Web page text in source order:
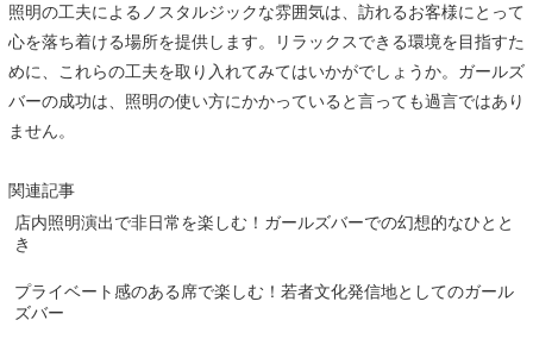
照明の工夫によるノスタルジックな雰囲気は、訪れるお客様にとって
心を落ち着ける場所を提供します。リラックスできる環境を目指すた
めに、これらの工夫を取り入れてみてはいかがでしょうか。ガールズ
バーの成功は、照明の使い方にかかっていると言っても過言ではあり
ません。
関連記事
店内照明演出で非日常を楽しむ！ガールズバーでの幻想的なひとと
き
プライベート感のある席で楽しむ！若者文化発信地としてのガール
ズバー